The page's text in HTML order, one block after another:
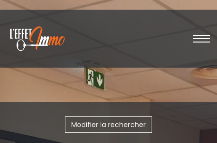
Modifier la rechercher